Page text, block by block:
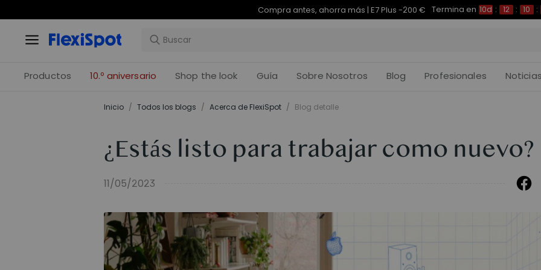
Compra antes, ahorra más | E7 Plus -200 € Termina en 10d : 12 : 10 :
Productos 10.º aniversario Shop the look Guía Sobre Nosotros Blog Profesionales Noticias
Inicio / Todos los blogs / Acerca de FlexiSpot / Blog detalle
¿Estás listo para trabajar como nuevo?
11/05/2023